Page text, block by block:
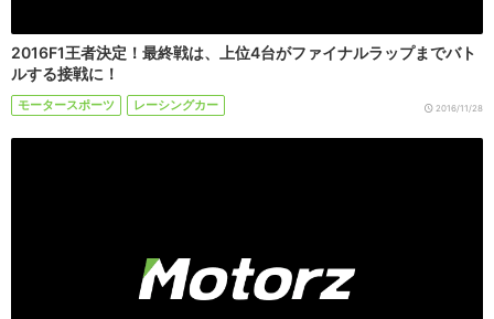
2016F1王者決定！最終戦は、上位4台がファイナルラップまでバト
ルする接戦に！
モータースポーツ レーシングカー 2016/11/28